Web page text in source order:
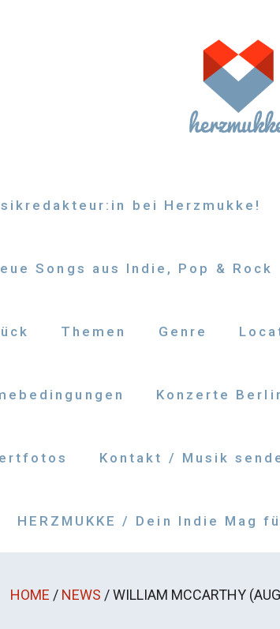
bei Herzmukke!
Songs aus Indie, Pop & Rock
Themen Genre
Konzerte
Kontakt / Musik
HERZMUKKE / Dein Indie Mag
HOME / NEWS /WILLIAM MCCARTHY